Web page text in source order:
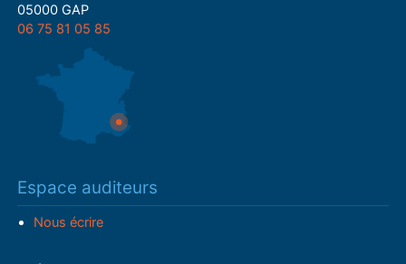
05000 GAP
06 75 81 05 85
Espace auditeurs
Nous écrire